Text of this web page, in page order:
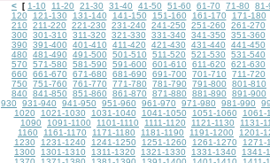
< [ 1-10 11-20 21-30 31-40 41-50 51-60 61-70 71-80
81-
120
121-130 131-140 141-150 151-160 161-170
171-180
210
211-220 221-230 231-240 241-250 251-260
261-270
300
301-310 311-320 321-330 331-340 341-350
351-360
390
391-400 401-410 411-420 421-430 431-440
441-450
480
481-490 491-500 501-510 511-520 521-530
531-540
570
571-580 581-590 591-600 601-610 611-620
621-630
660
661-670 671-680 681-690 691-700 701-710
711-720
750
751-760 761-770 771-780 781-790 791-800
801-810
840
841-850 851-860 861-870 871-880 881-890
891-900
930
931-940 941-950 951-960 961-970 971-980 981-990
1020
1021-1030 1031-1040 1041-1050 1051-1060
1061-
1090
1091-1100 1101-1110 1111-1120 1121-1130
1131-
1160
1161-1170 1171-1180 1181-1190 1191-1200
1201-
1230
1231-1240 1241-1250 1251-1260 1261-1270
1271-
1300
1301-1310 1311-1320 1321-1330 1331-1340
1341-